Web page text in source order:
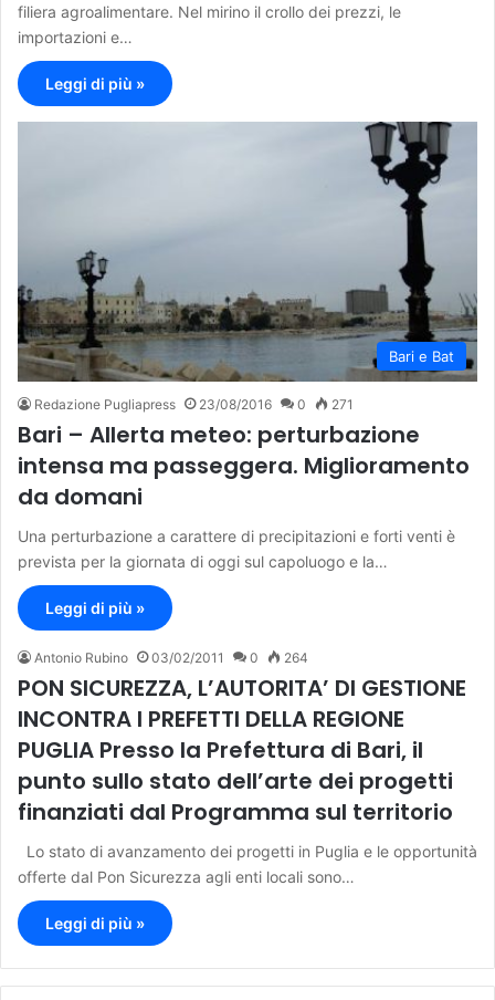
filiera agroalimentare. Nel mirino il crollo dei prezzi, le
importazioni e…
Leggi di più »
Bari e Bat
Redazione Pugliapress 23/08/2016 0 271
Bari – Allerta meteo: perturbazione
intensa ma passeggera. Miglioramento
da domani
Una perturbazione a carattere di precipitazioni e forti venti è
prevista per la giornata di oggi sul capoluogo e la…
Leggi di più »
Antonio Rubino 03/02/2011 0 264
PON SICUREZZA, L’AUTORITA’ DI GESTIONE
INCONTRA I PREFETTI DELLA REGIONE
PUGLIA Presso la Prefettura di Bari, il
punto sullo stato dell’arte dei progetti
finanziati dal Programma sul territorio
Lo stato di avanzamento dei progetti in Puglia e le opportunità
offerte dal Pon Sicurezza agli enti locali sono…
Leggi di più »